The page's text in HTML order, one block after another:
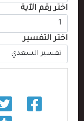
اختر رقم الآية
اختر التفسير